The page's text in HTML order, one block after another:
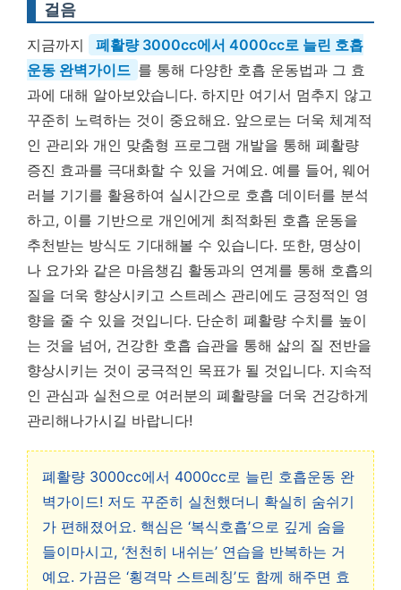
걸음
지금까지
폐활량 3000cc에서 4000cc로 늘린 호흡
운동 완벽가이드 를 통해 다양한 호흡 운동법과 그 효
과에 대해 알아보았습니다. 하지만 여기서 멈추지 않고
꾸준히 노력하는 것이 중요해요. 앞으로는 더욱 체계적
인 관리와 개인 맞춤형 프로그램 개발을 통해 폐활량
증진 효과를 극대화할 수 있을 거예요. 예를 들어, 웨어
러블 기기를 활용하여 실시간으로 호흡 데이터를 분석
하고, 이를 기반으로 개인에게 최적화된 호흡 운동을
추천받는 방식도 기대해볼 수 있습니다. 또한, 명상이
나 요가와 같은 마음챙김 활동과의 연계를 통해 호흡의
질을 더욱 향상시키고 스트레스 관리에도 긍정적인 영
향을 줄 수 있을 것입니다. 단순히 폐활량 수치를 높이
는 것을 넘어, 건강한 호흡 습관을 통해 삶의 질 전반을
향상시키는 것이 궁극적인 목표가 될 것입니다. 지속적
인 관심과 실천으로 여러분의 폐활량을 더욱 건강하게
관리해나가시길 바랍니다!
폐활량 3000cc에서 4000cc로 늘린 호흡운동 완
벽가이드! 저도 꾸준히 실천했더니 확실히 숨쉬기
가 편해졌어요. 핵심은 ‘복식호흡’으로 깊게 숨을
들이마시고, ‘천천히 내쉬는’ 연습을 반복하는 거
예요. 가끔은 ‘횡격막 스트레칭’도 함께 해주면 효